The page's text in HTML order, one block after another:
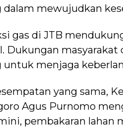
mewujudkan
gas di JTB
Dukungan
menjaga
yang sama,
Agus Purnomo
pembakaran lahan